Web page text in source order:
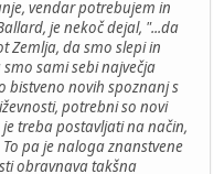
vendar potrebujem in
je nekoč dejal, "...da
Zemlja, da smo slepi in
sami sebi največja
bistveno novih spoznanj s
potrebni so novi
treba postavljati na način,
pa je naloga znanstvene
obravnava takšna